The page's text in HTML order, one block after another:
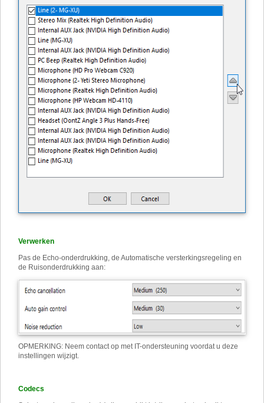
Verwerken
Pas de Echo-onderdrukking, de Automatische versterkingsregeling en
de Ruisonderdrukking aan:
OPMERKING: Neem contact op met IT-ondersteuning voordat u deze
instellingen wijzigt.
Codecs